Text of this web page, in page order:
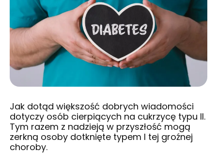
Jak dotąd większość dobrych wiadomości
dotyczy osób cierpiących na cukrzycę typu II.
Tym razem z nadzieją w przyszłość mogą
zerkną osoby dotknięte typem I tej groźnej
choroby.